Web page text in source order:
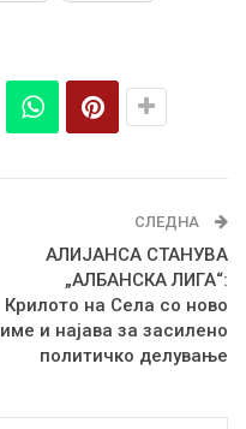
СЛЕДНА
АЛИЈАНСА СТАНУВА
„АЛБАНСКА ЛИГА“:
Крилото на Села со ново
име и најава за засилено
политичко делување